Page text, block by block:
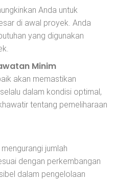
Anda untuk
di awal proyek. Anda
yang digunakan
Minim
akan memastikan
dalam kondisi optimal,
tentang pemeliharaan
jumlah
dengan perkembangan
dalam pengelolaan